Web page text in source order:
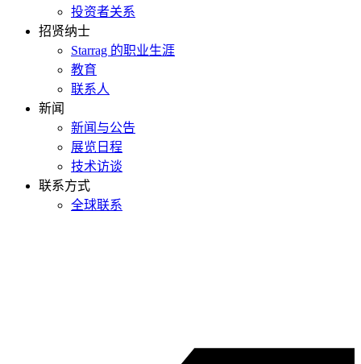
投资者关系
招贤纳士
Starrag 的职业生涯
教育
联系人
新闻
新闻与公告
展览日程
技术访谈
联系方式
全球联系